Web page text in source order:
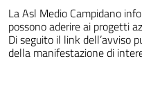
La Asl Medio Campidano
possono aderire ai progetti
Di seguito il link dell’avviso
della manifestazione di